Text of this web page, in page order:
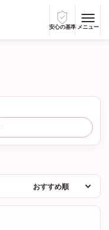
安心の基準 メニュー